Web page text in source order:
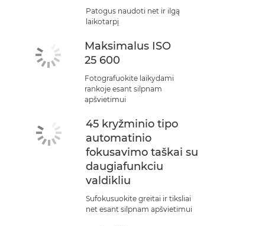
Patogus naudoti net ir ilgą
laikotarpį
Maksimalus ISO
25 600
Fotografuokite laikydami
rankoje esant silpnam
apšvietimui
45 kryžminio tipo
automatinio
fokusavimo taškai su
daugiafunkciu
valdikliu
Sufokusuokite greitai ir tiksliai
net esant silpnam apšvietimui